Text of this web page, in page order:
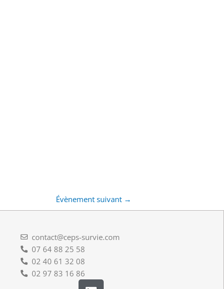
Évènement suivant →
contact@ceps-survie.com
07 64 88 25 58
02 40 61 32 08
02 97 83 16 86
L